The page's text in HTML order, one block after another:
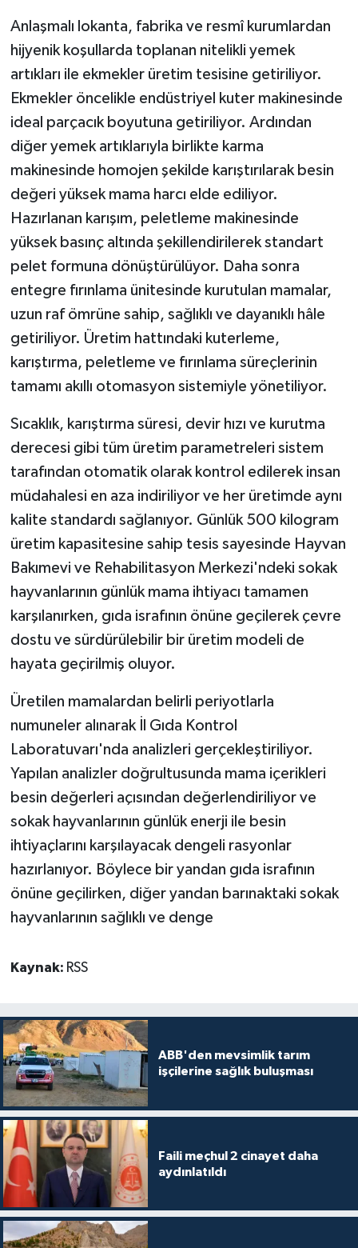
Anlaşmalı lokanta, fabrika ve resmî kurumlardan
hijyenik koşullarda toplanan nitelikli yemek
artıkları ile ekmekler üretim tesisine getiriliyor.
Ekmekler öncelikle endüstriyel kuter makinesinde
ideal parçacık boyutuna getiriliyor. Ardından
diğer yemek artıklarıyla birlikte karma
makinesinde homojen şekilde karıştırılarak besin
değeri yüksek mama harcı elde ediliyor.
Hazırlanan karışım, peletleme makinesinde
yüksek basınç altında şekillendirilerek standart
pelet formuna dönüştürülüyor. Daha sonra
entegre fırınlama ünitesinde kurutulan mamalar,
uzun raf ömrüne sahip, sağlıklı ve dayanıklı hâle
getiriliyor. Üretim hattındaki kuterleme,
karıştırma, peletleme ve fırınlama süreçlerinin
tamamı akıllı otomasyon sistemiyle yönetiliyor.
Sıcaklık, karıştırma süresi, devir hızı ve kurutma
derecesi gibi tüm üretim parametreleri sistem
tarafından otomatik olarak kontrol edilerek insan
müdahalesi en aza indiriliyor ve her üretimde aynı
kalite standardı sağlanıyor. Günlük 500 kilogram
üretim kapasitesine sahip tesis sayesinde Hayvan
Bakımevi ve Rehabilitasyon Merkezi'ndeki sokak
hayvanlarının günlük mama ihtiyacı tamamen
karşılanırken, gıda israfının önüne geçilerek çevre
dostu ve sürdürülebilir bir üretim modeli de
hayata geçirilmiş oluyor.
Üretilen mamalardan belirli periyotlarla
numuneler alınarak İl Gıda Kontrol
Laboratuvarı'nda analizleri gerçekleştiriliyor.
Yapılan analizler doğrultusunda mama içerikleri
besin değerleri açısından değerlendiriliyor ve
sokak hayvanlarının günlük enerji ile besin
ihtiyaçlarını karşılayacak dengeli rasyonlar
hazırlanıyor. Böylece bir yandan gıda israfının
önüne geçilirken, diğer yandan barınaktaki sokak
hayvanlarının sağlıklı ve denge
Kaynak: RSS
ABB'den mevsimlik tarım
işçilerine sağlık buluşması
Faili meçhul 2 cinayet daha
aydınlatıldı